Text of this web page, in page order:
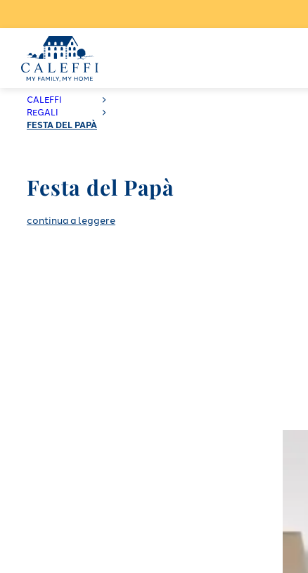
CALEFFI
REGALI
FESTA DEL PAPÀ
Festa del Papà
continua a leggere